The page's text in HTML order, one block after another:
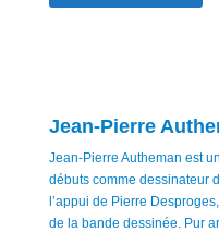
Jean-Pierre
Jean-Pierre Autheman est
débuts comme dessinateur
l’appui de Pierre
de la bande dessinée. Pur